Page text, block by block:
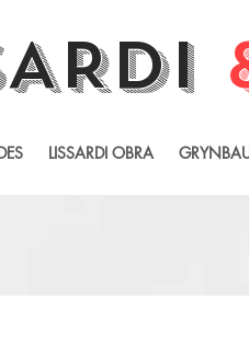
LISSARDI OBRA